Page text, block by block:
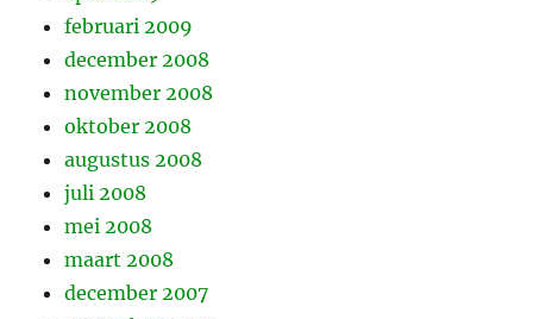
februari 2009
december 2008
november 2008
oktober 2008
augustus 2008
juli 2008
mei 2008
maart 2008
december 2007